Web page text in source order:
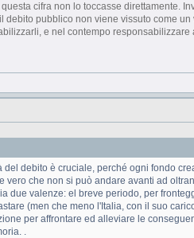
cifra non lo toccasse direttamente.
debito pubblico non viene vissuto come
e nel contempo
debito è cruciale, perché ogni fondo
vero che non si può andare avanti ad
due valenze: el breve periodo, per
(men che meno l'Italia, con il suo
per affrontare ed alleviare le
.